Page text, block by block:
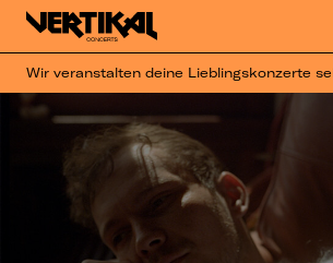
Wir veranstalten deine Lieblingskonzerte